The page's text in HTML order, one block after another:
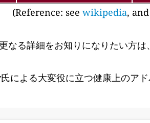
(Reference: see wikipedia, and
なる詳細をお知りになりたい方は、
よる大変役に立つ健康上のアド